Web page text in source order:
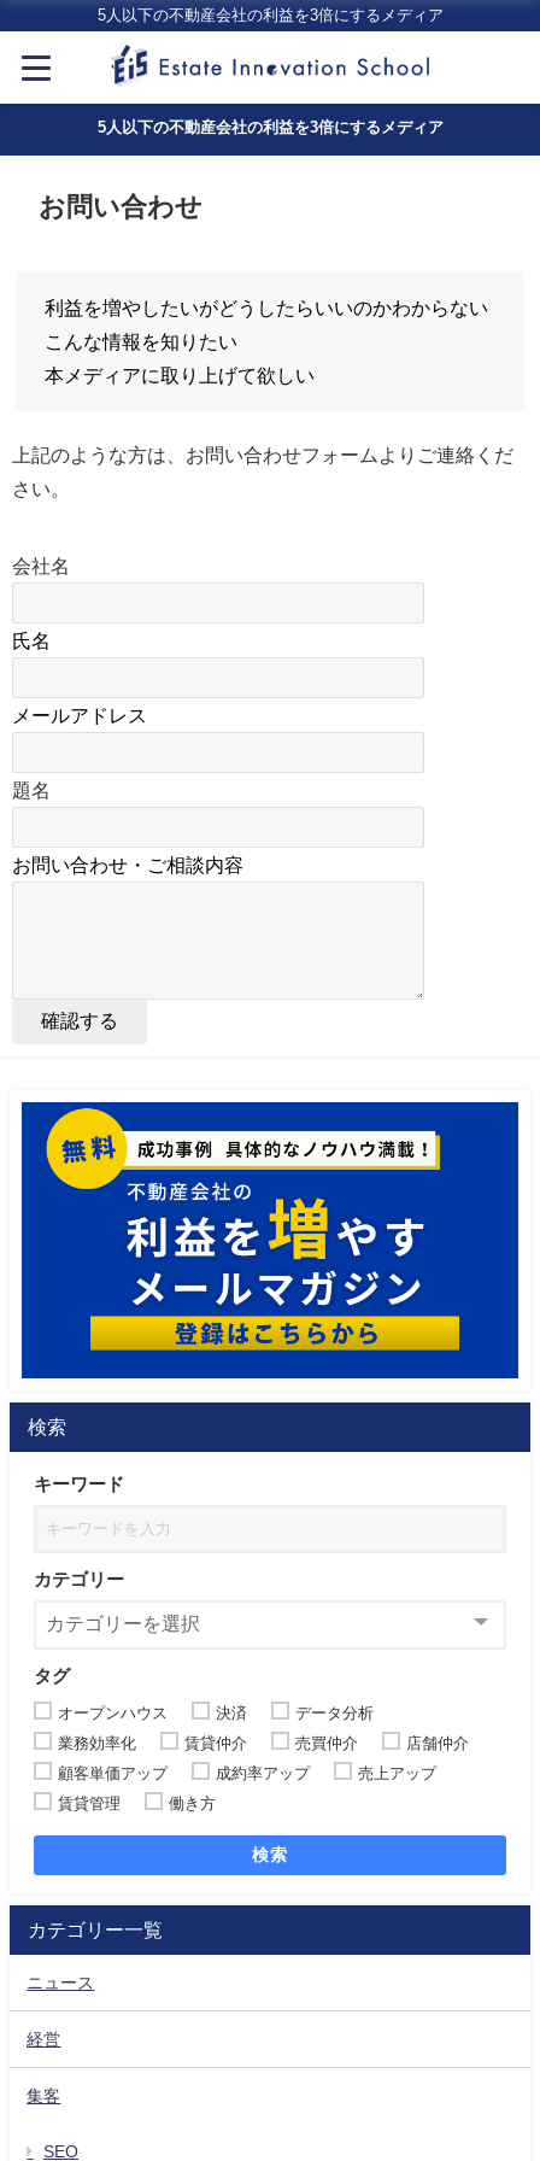
5人以下の不動産会社の利益を3倍にするメディア
5人以下の不動産会社の利益を3倍にするメディア
お問い合わせ
利益を増やしたいがどうしたらいいのかわからない
こんな情報を知りたい
本メディアに取り上げて欲しい
上記のような方は、お問い合わせフォームよりご連絡くだ
さい。
会社名
氏名
メールアドレス
題名
お問い合わせ・ご相談内容
検索
キーワード
カテゴリー
タグ
オープンハウス 決済
データ分析
業務効率化
賃貸仲介 売買仲介
店舗仲介
顧客単価アップ
成約率アップ
売上アップ
賃貸管理
働き方
検索
カテゴリー一覧
ニュース
経営
集客
SEO